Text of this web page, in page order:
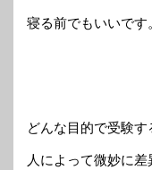
寝る前でもいいです
どんな目的で受験す
人によって微妙に差